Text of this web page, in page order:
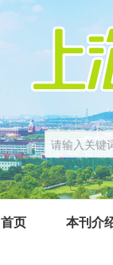
首页 本刊介